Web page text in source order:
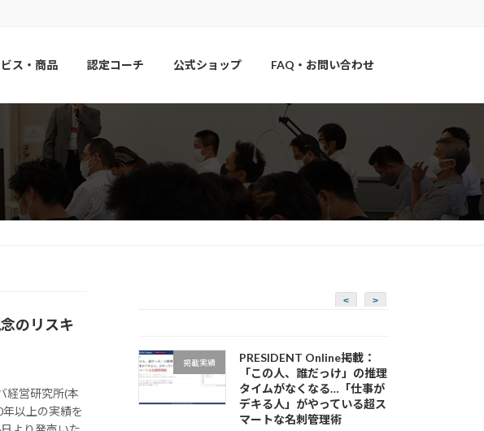
ス・商品 認定コーチ 公式ショップ FAQ・お問い合わせ
のリスキ
経営研究所(本
以上の実績を
< >
掲載実績
PRESIDENT Online掲載：
「この人、誰だっけ」の推理
タイムがなくなる…「仕事が
デキる人」がやっている超ス
マートな名刺管理術